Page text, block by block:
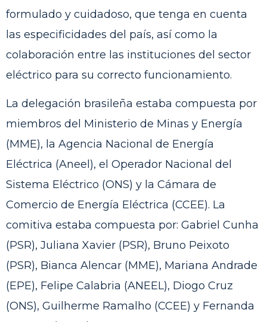
formulado y cuidadoso, que tenga en cuenta
las especificidades del país, así como la
colaboración entre las instituciones del sector
eléctrico para su correcto funcionamiento.
La delegación brasileña estaba compuesta por
miembros del Ministerio de Minas y Energía
(MME), la Agencia Nacional de Energía
Eléctrica (Aneel), el Operador Nacional del
Sistema Eléctrico (ONS) y la Cámara de
Comercio de Energía Eléctrica (CCEE). La
comitiva estaba compuesta por: Gabriel Cunha
(PSR), Juliana Xavier (PSR), Bruno Peixoto
(PSR), Bianca Alencar (MME), Mariana Andrade
(EPE), Felipe Calabria (ANEEL), Diogo Cruz
(ONS), Guilherme Ramalho (CCEE) y Fernanda